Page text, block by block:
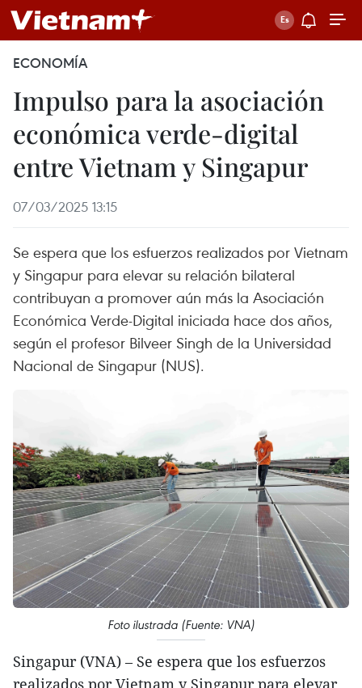
ECONOMÍA
Impulso para la asociación
económica verde-digital
entre Vietnam y Singapur
07/03/2025 13:15
Se espera que los esfuerzos realizados por Vietnam
y Singapur para elevar su relación bilateral
contribuyan a promover aún más la Asociación
Económica Verde-Digital iniciada hace dos años,
según el profesor Bilveer Singh de la Universidad
Nacional de Singapur (NUS).
Foto ilustrada (Fuente: VNA)
Singapur (VNA) – Se espera que los esfuerzos
realizados por Vietnam y Singapur para elevar